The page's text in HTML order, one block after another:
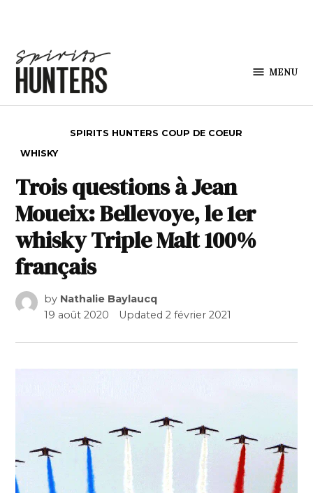
MENU
SPIRITS HUNTERS COUP DE COEUR
WHISKY
Trois questions à Jean
Moueix: Bellevoye, le 1er
whisky Triple Malt 100%
français
by Nathalie Baylaucq
19 août 2020
Updated2 février 2021